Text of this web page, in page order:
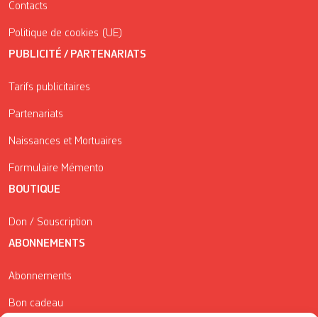
Contacts
Politique de cookies (UE)
PUBLICITÉ / PARTENARIATS
Tarifs publicitaires
Partenariats
Naissances et Mortuaires
Formulaire Mémento
BOUTIQUE
Don / Souscription
ABONNEMENTS
Abonnements
Bon cadeau